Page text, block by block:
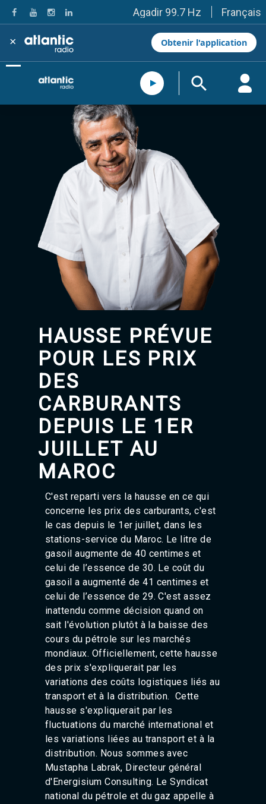
Agadir 99.7 Hz
Tanger 103.3 Hz
Tétouan 87.8 Hz
Fès 98.8 Hz
Meknès 97.2 Hz
El Jadida 97.3
Settat 104,6
Taounate 95.6
Tiznit 103.1
SkhourRhamna 92.2
Taroudant 104.9
Guelmim 91.9
Tan-Tan 95.2
Tafraout 104.9
Casablanca 92.5 Hz
Rabat, Salé 106.9 Hz
Marrakech 90.5 Hz
Agadir 99.7 Hz
Tanger 103.3 Hz
Tétouan 87.8 Hz
Fès 98.8 Hz
Meknès 97.2 Hz
El Jadida 97.3
Settat 104,6
Chefchaouen 106.4
Taza 103.0
Taounate 95.6
Tiznit 103.1
SkhourRhamna 92.2
Taroudant 104.9
Français
× Obtenir l'application
HAUSSE PRÉVUE
POUR LES PRIX
DES
CARBURANTS
DEPUIS LE 1ER
JUILLET AU
MAROC
C'est reparti vers la hausse en ce qui
concerne les prix des carburants, c'est
le cas depuis le 1er juillet, dans les
stations-service du Maroc. Le litre de
gasoil augmente de 40 centimes et
celui de l’essence de 30. Le coût du
gasoil a augmenté de 41 centimes et
celui de l’essence de 29. C'est assez
inattendu comme décision quand on
sait l'évolution plutôt à la baisse des
cours du pétrole sur les marchés
mondiaux. Officiellement, cette hausse
des prix s'expliquerait par les
variations des coûts logistiques liés au
transport et à la distribution. Cette
hausse s'expliquerait par les
fluctuations du marché international et
les variations liées au transport et à la
distribution. Nous sommes avec
Mustapha Labrak, Directeur général
d'Energisium Consulting. Le Syndicat
national du pétrole et du gaz appelle à